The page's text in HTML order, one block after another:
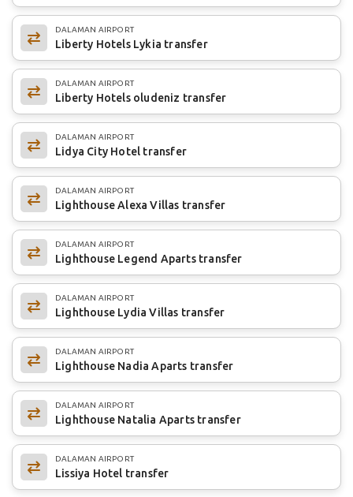
DALAMAN AIRPORT
Liberty Hotels Lykia transfer
DALAMAN AIRPORT
Liberty Hotels oludeniz transfer
DALAMAN AIRPORT
Lidya City Hotel transfer
DALAMAN AIRPORT
Lighthouse Alexa Villas transfer
DALAMAN AIRPORT
Lighthouse Legend Aparts transfer
DALAMAN AIRPORT
Lighthouse Lydia Villas transfer
DALAMAN AIRPORT
Lighthouse Nadia Aparts transfer
DALAMAN AIRPORT
Lighthouse Natalia Aparts transfer
DALAMAN AIRPORT
Lissiya Hotel transfer